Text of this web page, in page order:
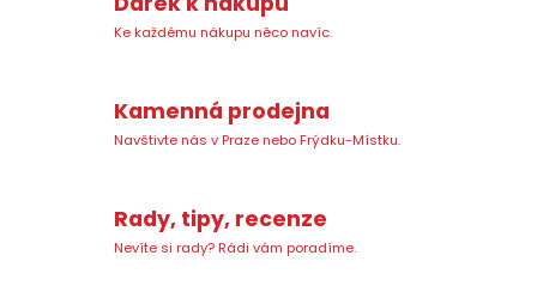
Ke každému nákupu něco navíc.
Kamenná prodejna
Navštivte nás v Praze nebo Frýdku-Místku.
Rady, tipy, recenze
Nevíte si rady? Rádi vám poradíme.